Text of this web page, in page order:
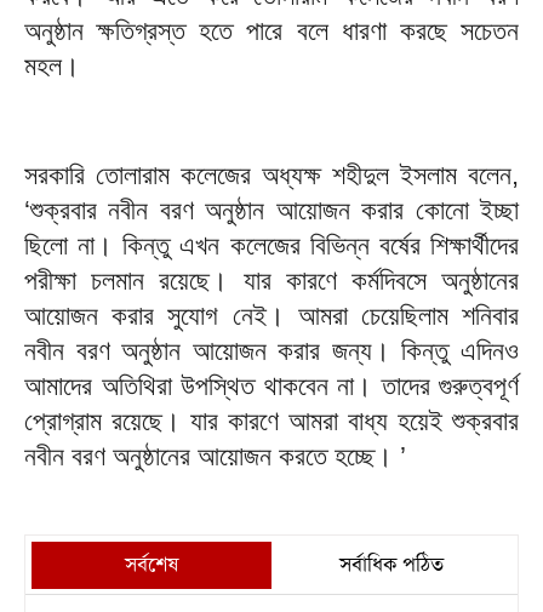
অনুষ্ঠান ক্ষতিগ্রস্ত হতে পারে বলে ধারণা করছে সচেতন
মহল।
সরকারি তোলারাম কলেজের অধ্যক্ষ শহীদুল ইসলাম বলেন,
‘শুক্রবার নবীন বরণ অনুষ্ঠান আয়োজন করার কোনো ইচ্ছা
ছিলো না। কিন্তু এখন কলেজের বিভিন্ন বর্ষের শিক্ষার্থীদের
পরীক্ষা চলমান রয়েছে। যার কারণে কর্মদিবসে অনুষ্ঠানের
আয়োজন করার সুযোগ নেই। আমরা চেয়েছিলাম শনিবার
নবীন বরণ অনুষ্ঠান আয়োজন করার জন্য। কিন্তু এদিনও
আমাদের অতিথিরা উপস্থিত থাকবেন না। তাদের গুরুত্বপূর্ণ
প্রোগ্রাম রয়েছে। যার কারণে আমরা বাধ্য হয়েই শুক্রবার
নবীন বরণ অনুষ্ঠানের আয়োজন করতে হচ্ছে। ’
সর্বশেষ সর্বাধিক পঠিত